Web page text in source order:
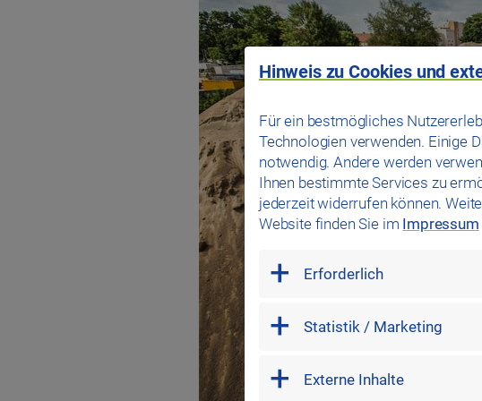
Hinweis zu Cookies und
Für ein bestmögliches
Technologien verwenden. Einige
notwendig. Andere werden
Ihnen bestimmte Services zu
jederzeit widerrufen können.
Website finden Sie im Impressum
Erforderlich
Statistik / Marketing
Externe Inhalte